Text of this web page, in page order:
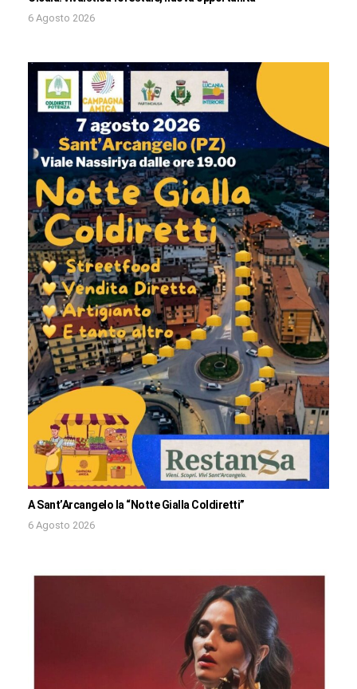
6 Agosto 2026
A Sant’Arcangelo la “Notte Gialla Coldiretti”
6 Agosto 2026